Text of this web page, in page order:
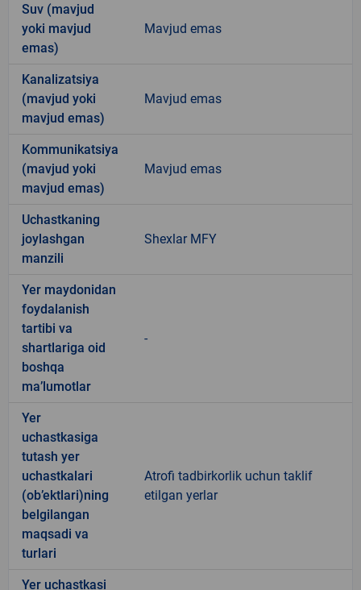
Suv (mavjud
yoki mavjud
emas)
Mavjud emas
Kanalizatsiya
(mavjud yoki
mavjud emas)
Mavjud emas
Kommunikatsiya
(mavjud yoki
mavjud emas)
Mavjud emas
Uchastkaning
joylashgan
manzili
Shexlar MFY
Yer maydonidan
foydalanish
tartibi va
shartlariga oid
boshqa
ma’lumotlar
-
Yer
uchastkasiga
tutash yer
uchastkalari
(ob’ektlari)ning
belgilangan
maqsadi va
turlari
Atrofi tadbirkorlik uchun taklif
etilgan yerlar
Yer uchastkasi